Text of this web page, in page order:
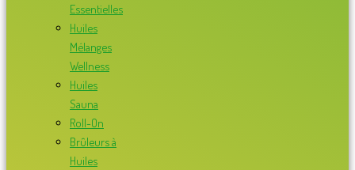
Essentielles
Huiles
Mélanges
Wellness
Huiles
Sauna
Roll-On
Brûleurs à
Huiles